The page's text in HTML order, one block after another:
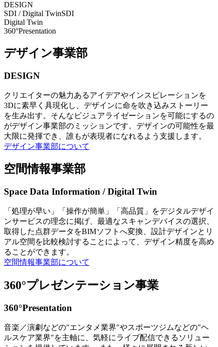
DESIGN
SDI / Digital TwinSDI
Digital Twin
360°Presentation
デザイン事業部
DESIGN
クリエイターの魅力あるアイデアやインスピレーションを
3Dに素早く具現化し、デザインに命を吹き込みストーリー
を生み出す。そんなビジュアライゼーションを可能にするの
がデザイン事業部のミッションです。デザインの可能性を最
大限に発揮でき、誰もが表現者になれるよう支援します。
デザイン事業部について
空間情報事業部
Space Data Information / Digital Twin
「処理が早い」「操作が簡単」「高品質」をデジタルデザイ
ンサービスの理念に掲げ、最適なスキャンデバイスの選択、
取得した点群データをBIMソフトへ変換、設計デザインとリ
アル空間を比較検討することによって、デザイン精度を高め
ることができます。
空間情報事業部について
360°プレゼンテーション事業
360°Presentation
音楽／演劇などの"エンタメ業界"やスポーツジムなどの"ヘ
ルスケア業界"を主軸に、気軽にライブ配信できるソリュー